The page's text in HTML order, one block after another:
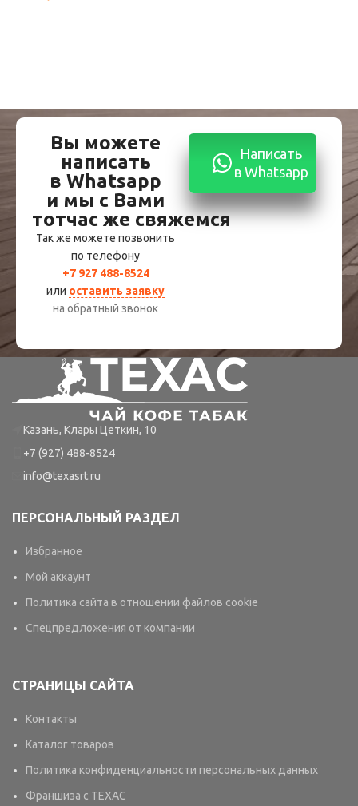
Вы можете
написать
в Whatsapp
и мы с Вами
тотчас же свяжемся
Так же можете позвонить
по телефону
+7 927 488-8524
или оставить заявку
на обратный звонок
Написать
в Whatsapp
Казань, Клары Цеткин, 10
+7 (927) 488-8524
info@texasrt.ru
ПЕРСОНАЛЬНЫЙ РАЗДЕЛ
Избранное
Мой аккаунт
Политика сайта в отношении файлов cookie
Спецпредложения от компании
СТРАНИЦЫ САЙТА
Контакты
Каталог товаров
Политика конфиденциальности персональных данных
Франшиза с TEXAC